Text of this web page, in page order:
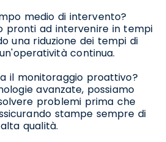
medio di intervento?
pronti ad intervenire in tempi
una riduzione dei tempi di
continua.
il monitoraggio proattivo?
avanzate, possiamo
problemi prima che
stampe sempre di
alta qualità.